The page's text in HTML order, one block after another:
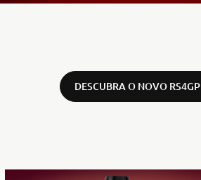
DESCUBRA O NOVO RS4GP